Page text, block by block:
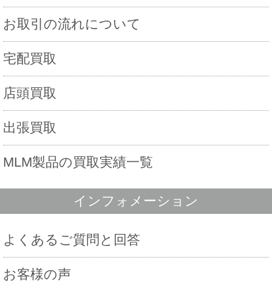
お取引の流れについて
宅配買取
店頭買取
出張買取
MLM製品の買取実績一覧
インフォメーション
よくあるご質問と回答
お客様の声